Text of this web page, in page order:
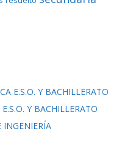
E.S.O. Y BACHILLERATO
Y BACHILLERATO
INGENIERÍA